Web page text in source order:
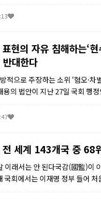
로 더 들여오도록 조정하는 환
현의 자유 침해하는‘
반대한다
적으로 주장하는 소위 ‘혐오·차
용의 법안이 지난 27일 국회 행
용을 담고 있다. 종교, 출신 국가,
전 세계 143개국 중 68
이래서는 안 된다국감(國監)이
국회에서는 이재명 정부 들어 처